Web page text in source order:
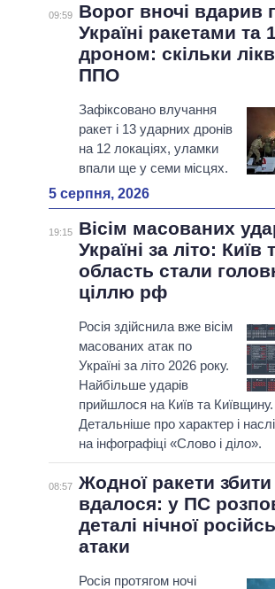
09:59
Ворог вночі вдарив
Україні ракетами та
дроном: скільки
ППО
Зафіксовано влучання
ракет і 13 ударних дронів
на 12 локаціях, уламки
впали ще у семи місцях.
5 серпня, 2026
19:15
Вісім масованих
Україні за літо: Київ
область стали
ціллю рф
Росія здійснила вже вісім
масованих атак по
Україні за літо 2026 року.
Найбільше ударів
прийшлося на Київ та Київщину.
Детальніше про характер і
на інфографіці «Слово і діло».
08:57 Жодної ракети
вдалося: у ПС
деталі нічної
атаки
Росія протягом ночі